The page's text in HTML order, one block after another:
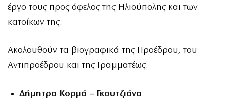
έργο τους προς όφελος της Ηλιούπολης και των
κατοίκων της.
Ακολουθούν τα βιογραφικά της Προέδρου, του
Αντιπροέδρου και της Γραμματέως.
Δήμητρα Κορμά – Γκουτζιάνα